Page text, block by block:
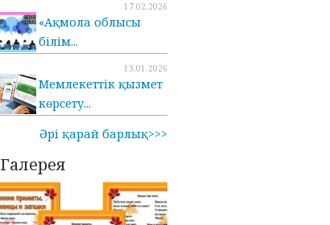
17.02.2026
«Ақмола облысы
білім...
13.01.2026
Мемлекеттік қызмет
көрсету...
Әрі қарай барлық>>>
Галерея